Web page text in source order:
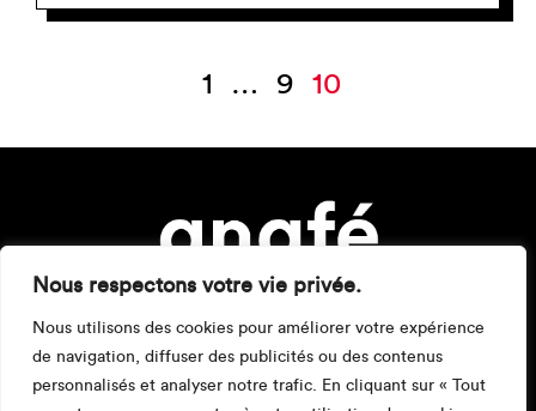
Nous respectons votre vie privée.
Nous utilisons des cookies pour améliorer votre expérience
de navigation, diffuser des publicités ou des contenus
personnalisés et analyser notre trafic. En cliquant sur « Tout
Pagination
1 … 9 10